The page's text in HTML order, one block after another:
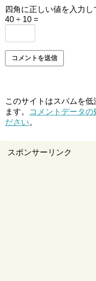
四角に正しい値を入力し
40 ÷ 10 =
このサイトはスパムを
ます。
コメントデータの
ださい。
スポンサーリンク